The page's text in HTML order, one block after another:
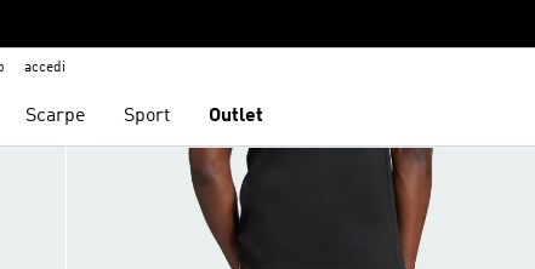
accedi
Scarpe Sport Outlet